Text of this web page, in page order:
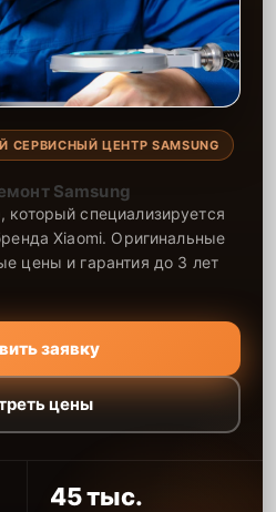
ЦЕНТР SAMSUNG
Samsung
специализируется
Xiaomi. Оригинальные
цены и гарантия до 3 лет
заявку
цены
45 тыс.